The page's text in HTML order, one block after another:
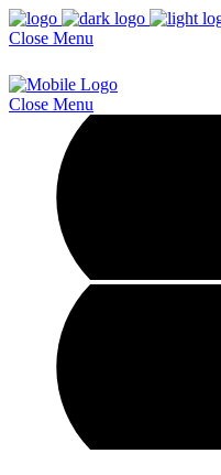
Close Menu
Close Menu